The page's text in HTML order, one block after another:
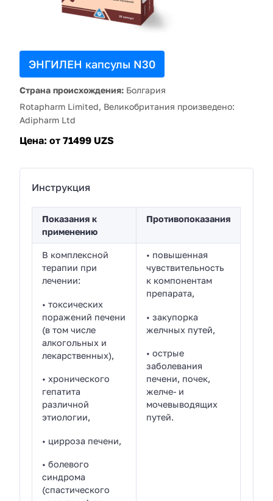
ЭНГИЛЕН капсулы N30
Страна происхождения: Болгария
Rotapharm Limited, Великобритания произведено:
Adipharm Ltd
Цена: от 71499 UZS
Инструкция
Показания к
применению
Противопоказания
В комплексной
терапии при
лечении:
• токсических
поражений печени
(в том числе
алкогольных и
лекарственных),
• хронического
гепатита
различной
этиологии,
• цирроза печени,
• болевого
синдрома
(спастического
• повышенная
чувствительность
к компонентам
препарата,
• закупорка
желчных путей,
• острые
заболевания
печени, почек,
желче- и
мочевыводящих
путей.